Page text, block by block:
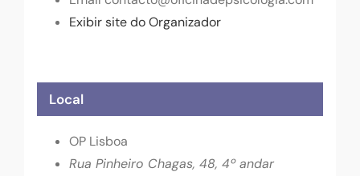
Exibir site do Organizador
Local
OP Lisboa
Rua Pinheiro Chagas, 48, 4º andar